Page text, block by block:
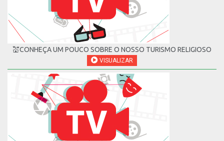
💒CONHEÇA UM POUCO SOBRE O NOSSO TURISMO RELIGIOSO
VISUALIZAR